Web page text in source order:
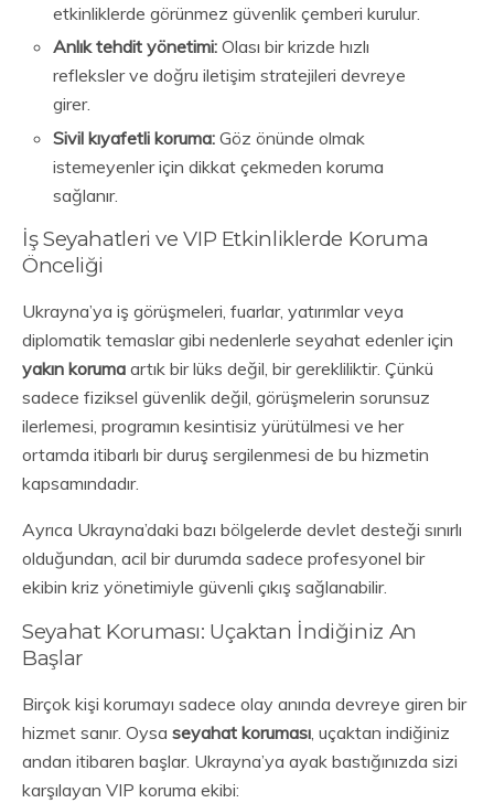
etkinliklerde görünmez güvenlik çemberi kurulur.
Anlık tehdit yönetimi: Olası bir krizde hızlı
refleksler ve doğru iletişim stratejileri devreye
girer.
Sivil kıyafetli koruma: Göz önünde olmak
istemeyenler için dikkat çekmeden koruma
sağlanır.
İş Seyahatleri ve VIP Etkinliklerde Koruma
Önceliği
Ukrayna’ya iş görüşmeleri, fuarlar, yatırımlar veya
diplomatik temaslar gibi nedenlerle seyahat edenler için
yakın koruma artık bir lüks değil, bir gerekliliktir. Çünkü
sadece fiziksel güvenlik değil, görüşmelerin sorunsuz
ilerlemesi, programın kesintisiz yürütülmesi ve her
ortamda itibarlı bir duruş sergilenmesi de bu hizmetin
kapsamındadır.
Ayrıca Ukrayna’daki bazı bölgelerde devlet desteği sınırlı
olduğundan, acil bir durumda sadece profesyonel bir
ekibin kriz yönetimiyle güvenli çıkış sağlanabilir.
Seyahat Koruması: Uçaktan İndiğiniz An
Başlar
Birçok kişi korumayı sadece olay anında devreye giren bir
hizmet sanır. Oysa seyahat koruması , uçaktan indiğiniz
andan itibaren başlar. Ukrayna’ya ayak bastığınızda sizi
karşılayan VIP koruma ekibi: